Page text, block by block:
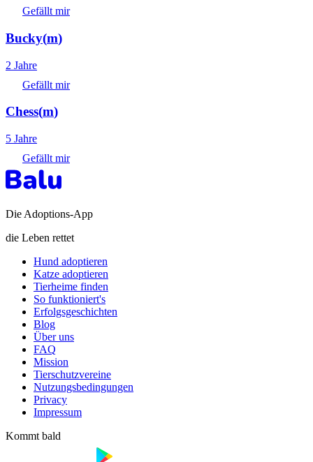
Gefällt mir
Bucky(m)
2 Jahre
Gefällt mir
Chess(m)
5 Jahre
Gefällt mir
Die Adoptions-App
die Leben rettet
Hund adoptieren
Katze adoptieren
Tierheime finden
So funktioniert's
Erfolgsgeschichten
Blog
Über uns
FAQ
Mission
Tierschutzvereine
Nutzungsbedingungen
Privacy
Impressum
Kommt bald